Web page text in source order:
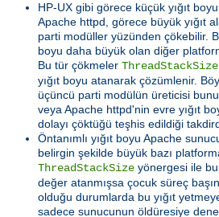
HP-UX gibi görece küçük yığıt
Apache httpd, görece büyük yığıt
parti modüller yüzünden çökebilir.
boyu daha büyük olan diğer
Bu tür çökmeler ThreadStackSize
yığıt boyu atanarak çözümlenir.
üçüncü parti modülün üreticisi
veya Apache httpd'nin evre yığıt
dolayı çöktüğü teşhis edildiği
Öntanımlı yığıt boyu Apache
belirgin şekilde büyük bazı
ThreadStackSize yönergesi ile
değer atanmışsa çocuk süreç
olduğu durumlarda bu yığıt
sadece sunucunun öldüresiye